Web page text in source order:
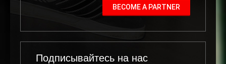
BECOME A PARTNER
Подписывайтесь на нас